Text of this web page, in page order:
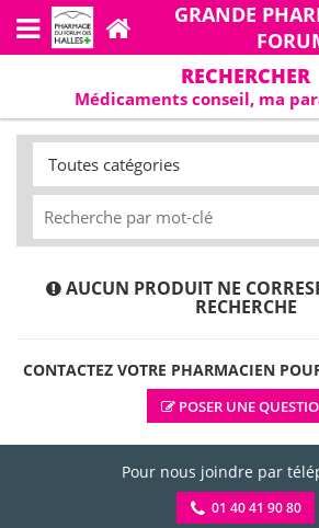
GRANDE
RECHERCHER
Médicaments conseil, ma
AUCUN PRODUIT NE
RECHERCHE
CONTACTEZ VOTRE PHARMACIEN
POSER UNE
Pour nous joindre par
01 40 41 90 80